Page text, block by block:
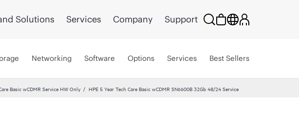
Solutions Services Company Support
Networking Software Options Services Best Sellers
Basic wCDMR Service HW Only HPE 5 Year Tech Care Basic wCDMR SN6600B 32Gb 48/24 Service